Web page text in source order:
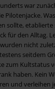
war
Pilotenjacke.
sollte, etablierte
für den Alltag.
nicht
seitdem
zum Kultstatus
haben. Kein
und verleihen